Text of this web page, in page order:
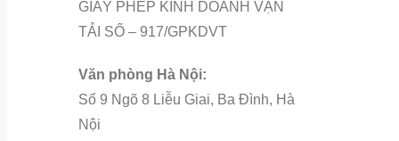
GIẤY PHÉP KINH DOANH VẬN
TẢI SỐ – 917/GPKDVT
Văn phòng Hà Nội:
Số 9 Ngõ 8 Liễu Giai, Ba Đình, Hà
Nội